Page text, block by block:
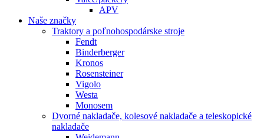
APV
Naše značky
Traktory a poľnohospodárske stroje
Fendt
Binderberger
Kronos
Rosensteiner
Vigolo
Westa
Monosem
Dvorné nakladače, kolesové nakladače a teleskopické
nakladače